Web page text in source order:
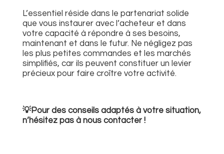
L’essentiel réside dans le partenariat solide
que vous instaurer avec l’acheteur et dans
votre capacité à répondre à ses besoins,
maintenant et dans le futur. Ne négligez pas
les plus petites commandes et les marchés
simplifiés, car ils peuvent constituer un levier
précieux pour faire croître votre activité.
💡Pour des conseils adaptés à votre situation,
n’hésitez pas à nous contacter !